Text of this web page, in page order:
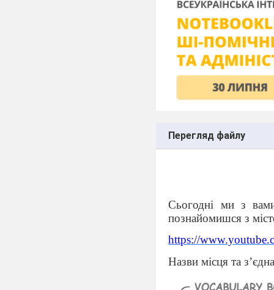
Перегляд файлу
Сьогодні ми з
познайомишся з
https://
Назви місця та